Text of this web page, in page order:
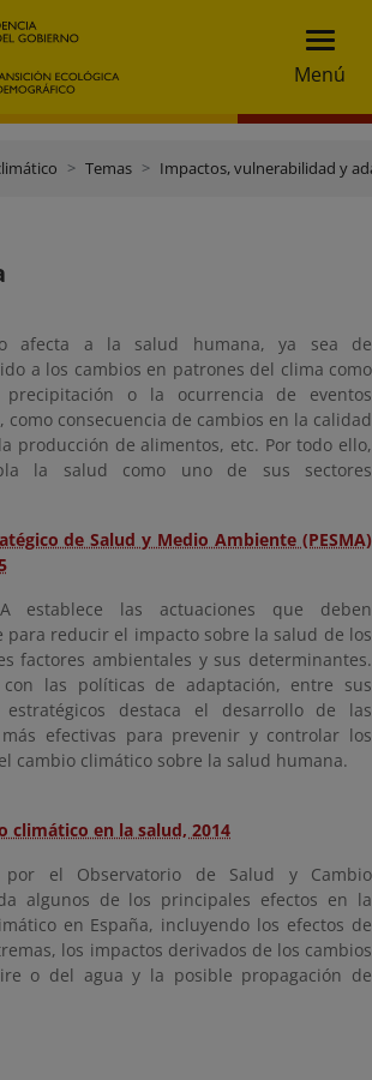
Menú
Temas Impactos, vulnerabilidad y
afecta a la salud humana, ya sea de
a los cambios en patrones del clima como
o la ocurrencia de eventos
, como consecuencia de cambios en la calidad
producción de alimentos, etc. Por todo ello,
la salud como uno de sus sectores
de Salud y Medio Ambiente (PESMA)
establece las actuaciones que deben
para reducir el impacto sobre la salud de los
factores ambientales y sus determinantes.
con las políticas de adaptación, entre sus
estratégicos destaca el desarrollo de las
efectivas para prevenir y controlar los
cambio climático sobre la salud humana.
climático en la salud, 2014
por el Observatorio de Salud y Cambio
algunos de los principales efectos en la
en España, incluyendo los efectos de
los impactos derivados de los cambios
o del agua y la posible propagación de